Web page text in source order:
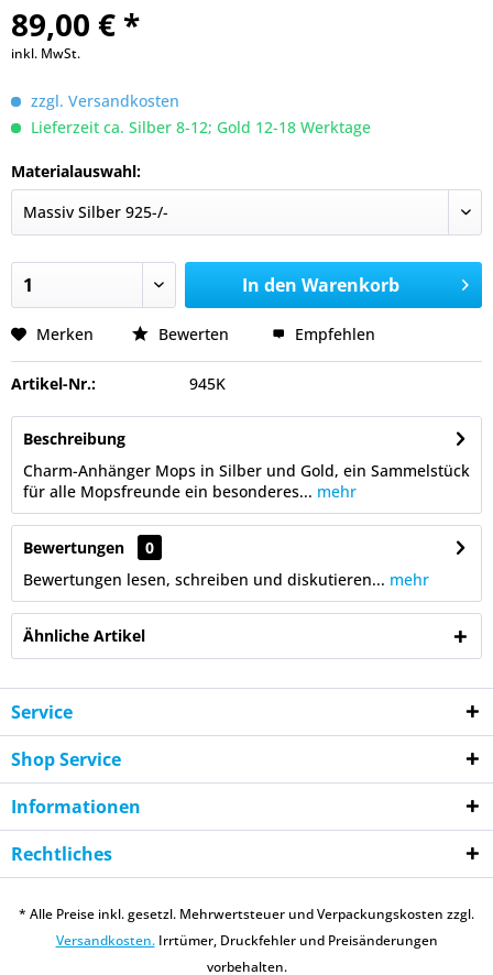
89,00 € *
inkl. MwSt.
zzgl. Versandkosten
Lieferzeit ca. Silber 8-12; Gold 12-18 Werktage
Materialauswahl:
In den Warenkorb
Merken Bewerten Empfehlen
Artikel-Nr.: 945K
Beschreibung
Charm-Anhänger Mops in Silber und Gold, ein Sammelstück
für alle Mopsfreunde ein besonderes... mehr
Bewertungen
0
Bewertungen lesen, schreiben und diskutieren... mehr
Ähnliche Artikel
Service
Shop Service
Informationen
Rechtliches
* Alle Preise inkl. gesetzl. Mehrwertsteuer und Verpackungskosten zzgl.
Versandkosten.Irrtümer, Druckfehler und Preisänderungen
vorbehalten.